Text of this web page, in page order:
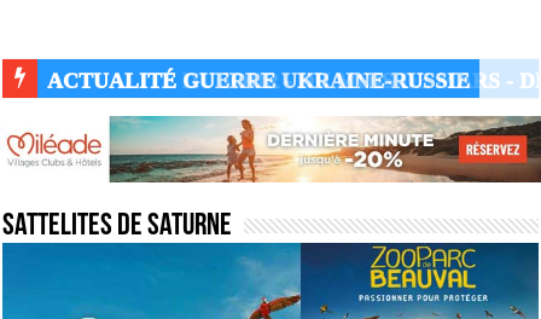
ACTUALITÉ GUERRE UKRAINE-RUSSIE
Sattelites de saturne